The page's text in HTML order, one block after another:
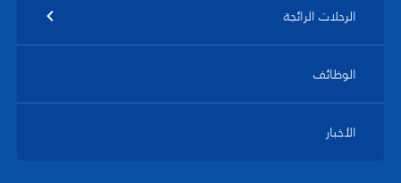
الرحلات الرائجة
الوظائف
الأخبار